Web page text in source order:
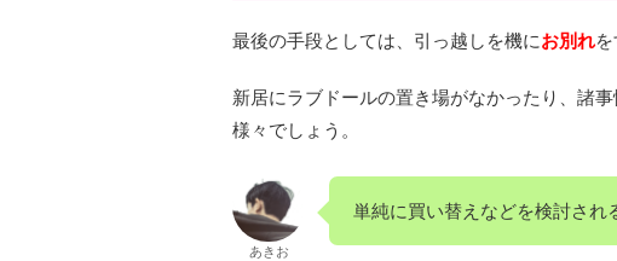
最後の手段としては、引っ越しを機にお別れを
新居にラブドールの置き場がなかったり、諸
様々でしょう。
あきお
単純に買い替えなどを検討され